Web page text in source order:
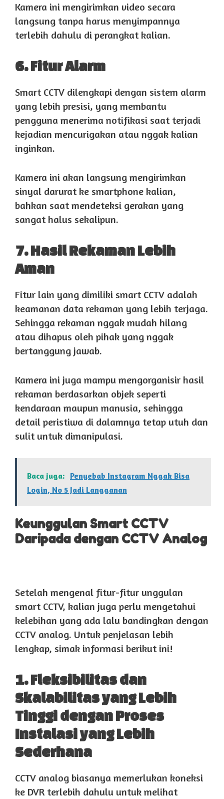
Kamera ini mengirimkan video secara
langsung tanpa harus menyimpannya
terlebih dahulu di perangkat kalian.
6. Fitur Alarm
Smart CCTV dilengkapi dengan sistem alarm
yang lebih presisi, yang membantu
pengguna menerima notifikasi saat terjadi
kejadian mencurigakan atau nggak kalian
inginkan.
Kamera ini akan langsung mengirimkan
sinyal darurat ke smartphone kalian,
bahkan saat mendeteksi gerakan yang
sangat halus sekalipun.
7. Hasil Rekaman Lebih
Aman
Fitur lain yang dimiliki smart CCTV adalah
keamanan data rekaman yang lebih terjaga.
Sehingga rekaman nggak mudah hilang
atau dihapus oleh pihak yang nggak
bertanggung jawab.
Kamera ini juga mampu mengorganisir hasil
rekaman berdasarkan objek seperti
kendaraan maupun manusia, sehingga
detail peristiwa di dalamnya tetap utuh dan
sulit untuk dimanipulasi.
Baca juga: Penyebab Instagram Nggak Bisa
Login, No 5 Jadi Langganan
Keunggulan Smart CCTV
Daripada dengan CCTV Analog
Setelah mengenal fitur-fitur unggulan
smart CCTV, kalian juga perlu mengetahui
kelebihan yang ada lalu bandingkan dengan
CCTV analog. Untuk penjelasan lebih
lengkap, simak informasi berikut ini!
1. Fleksibilitas dan
Skalabilitas yang Lebih
Tinggi dengan Proses
Instalasi yang Lebih
Sederhana
CCTV analog biasanya memerlukan koneksi
ke DVR terlebih dahulu untuk melihat